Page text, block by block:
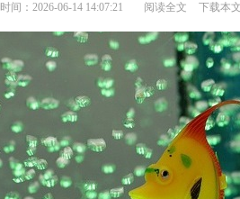
时间：2026-06-14 14:07:21 阅读全文 下载本文